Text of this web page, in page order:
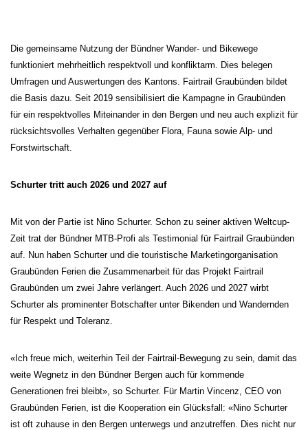
Die gemeinsame Nutzung der Bündner Wander- und Bikewege
funktioniert mehrheitlich respektvoll und konfliktarm. Dies belegen
Umfragen und Auswertungen des Kantons. Fairtrail Graubünden bildet
die Basis dazu. Seit 2019 sensibilisiert die Kampagne in Graubünden
für ein respektvolles Miteinander in den Bergen und neu auch explizit für
rücksichtsvolles Verhalten gegenüber Flora, Fauna sowie Alp- und
Forstwirtschaft.
Schurter tritt auch 2026 und 2027 auf
Mit von der Partie ist Nino Schurter. Schon zu seiner aktiven Weltcup-
Zeit trat der Bündner MTB-Profi als Testimonial für Fairtrail Graubünden
auf. Nun haben Schurter und die touristische Marketingorganisation
Graubünden Ferien die Zusammenarbeit für das Projekt Fairtrail
Graubünden um zwei Jahre verlängert. Auch 2026 und 2027 wirbt
Schurter als prominenter Botschafter unter Bikenden und Wandernden
für Respekt und Toleranz.
«Ich freue mich, weiterhin Teil der Fairtrail-Bewegung zu sein, damit das
weite Wegnetz in den Bündner Bergen auch für kommende
Generationen frei bleibt», so Schurter. Für Martin Vincenz, CEO von
Graubünden Ferien, ist die Kooperation ein Glücksfall: «Nino Schurter
ist oft zuhause in den Bergen unterwegs und anzutreffen. Dies nicht nur